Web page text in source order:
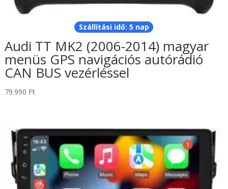
Szállítási idő: 5 nap
Audi TT MK2 (2006-2014) magyar
menüs GPS navigációs autórádió
CAN BUS vezérléssel
79.990 Ft